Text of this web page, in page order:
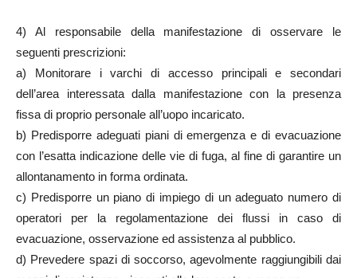
4) Al responsabile della manifestazione di osservare le
seguenti prescrizioni:
a) Monitorare i varchi di accesso principali e secondari
dell’area interessata dalla manifestazione con la presenza
fissa di proprio personale all’uopo incaricato.
b) Predisporre adeguati piani di emergenza e di evacuazione
con l’esatta indicazione delle vie di fuga, al fine di garantire un
allontanamento in forma ordinata.
c) Predisporre un piano di impiego di un adeguato numero di
operatori per la regolamentazione dei flussi in caso di
evacuazione, osservazione ed assistenza al pubblico.
d) Prevedere spazi di soccorso, agevolmente raggiungibili dai